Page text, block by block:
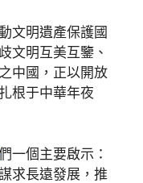
文明遺產保護國
文明互美互鑒、
中國，正以開放
根于中華年夜
一個主要啟示：
求長遠發展，推